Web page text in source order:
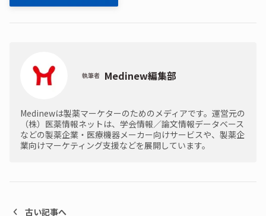
執筆者 Medinew編集部
Medinewは製薬マーケターのためのメディアです。運営元の
（株）医薬情報ネットは、学会情報／論文情報データベース
などの製薬企業・医療機器メーカー向けサービスや、製薬企
業向けマーケティング支援などを展開しています。
古い記事へ